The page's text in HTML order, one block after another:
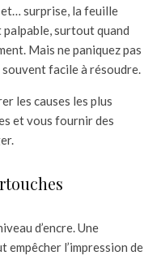
et… surprise, la feuille
surtout quand
Mais ne paniquez pas
souvent facile à résoudre.
les causes les plus
et vous fournir des
d’encre. Une
empêcher l’impression de